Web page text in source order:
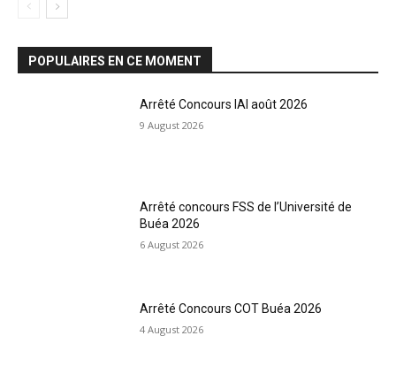
POPULAIRES EN CE MOMENT
Arrêté Concours IAI août 2026
9 August 2026
Arrêté concours FSS de l’Université de
Buéa 2026
6 August 2026
Arrêté Concours COT Buéa 2026
4 August 2026